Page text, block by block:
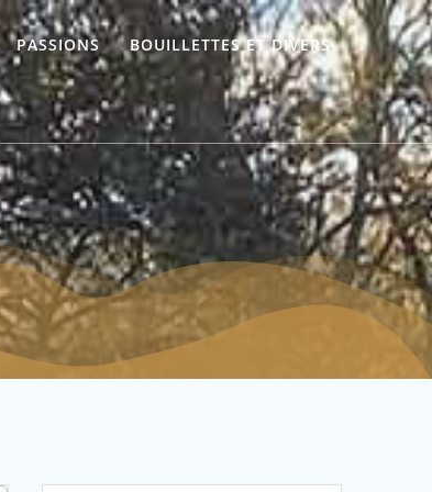
PASSIONS BOUILLETTES ET DIVERS